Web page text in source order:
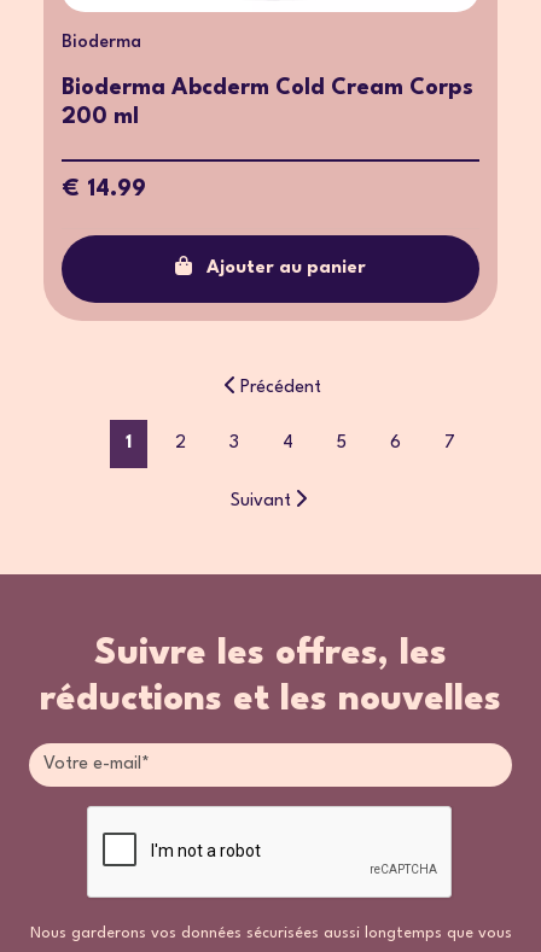
Bioderma
Bioderma Abcderm Cold Cream Corps
200 ml
€ 14.99
Ajouter au panier
Précédent
1 2 3 4 5 6 7
Suivant
Suivre les offres, les
réductions et les nouvelles
Nous garderons vos données sécurisées aussi longtemps que vous